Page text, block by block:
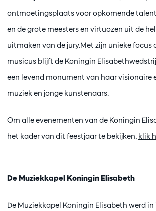
ontmoetingsplaats voor opkomende
en de grote meesters en virtuozen uit de
uitmaken van de jury.Met zijn unieke focus
musicus blijft de Koningin
een levend monument van haar visionaire
muziek en jonge kunstenaars.
Om alle evenementen van de Koningin
het kader van dit feestjaar te bekijken, klik
De Muziekkapel Koningin Elisabeth
De Muziekkapel Koningin Elisabeth werd